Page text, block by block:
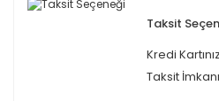
Taksit
Kredi
Taksit